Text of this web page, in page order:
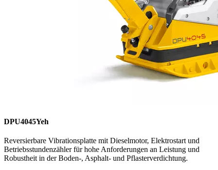
DPU4045Yeh
Reversierbare Vibrationsplatte mit Dieselmotor, Elektrostart und
Betriebsstundenzähler für hohe Anforderungen an Leistung und
Robustheit in der Boden-, Asphalt- und Pflasterverdichtung.